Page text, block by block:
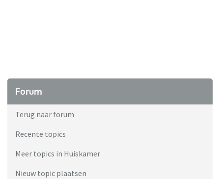
Forum
Terug naar forum
Recente topics
Meer topics in Huiskamer
Nieuw topic plaatsen